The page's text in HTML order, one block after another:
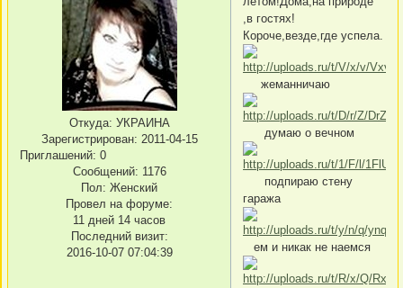
Откуда: УКРАИНА
Зарегистрирован: 2011-04-15
Приглашений: 0
Сообщений: 1176
Пол: Женский
Провел на форуме:
11 дней 14 часов
Последний визит:
2016-10-07 07:04:39
,в гостях!
Короче,везде,где успела.
жеманничаю
думаю о вечном
подпираю стену
гаража
ем и никак не наемся